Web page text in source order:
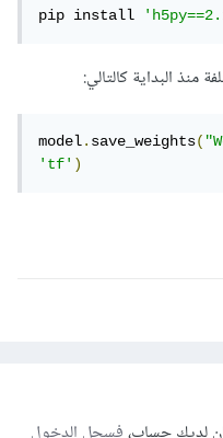
pip install
البداية كالتالي:
model.save_weights(
'tf')